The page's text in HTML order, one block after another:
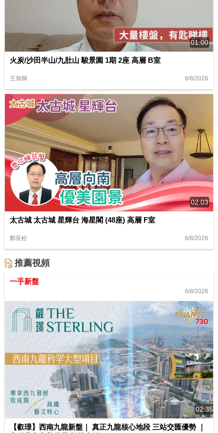
01:00
火炭/沙田半山/九肚山 駿景園 1期 2座 高層 B室
王旭輝 6/8/2026
02:03
太古城 太古城 星輝台 海星閣 (48座) 高層 F室
鄭長松 6/8/2026
推薦視頻
一手新盤
6/8/2026
02:35
【叡璟】西南九龍新盤｜ 真正九龍核心地段 三站交匯優勢 ｜